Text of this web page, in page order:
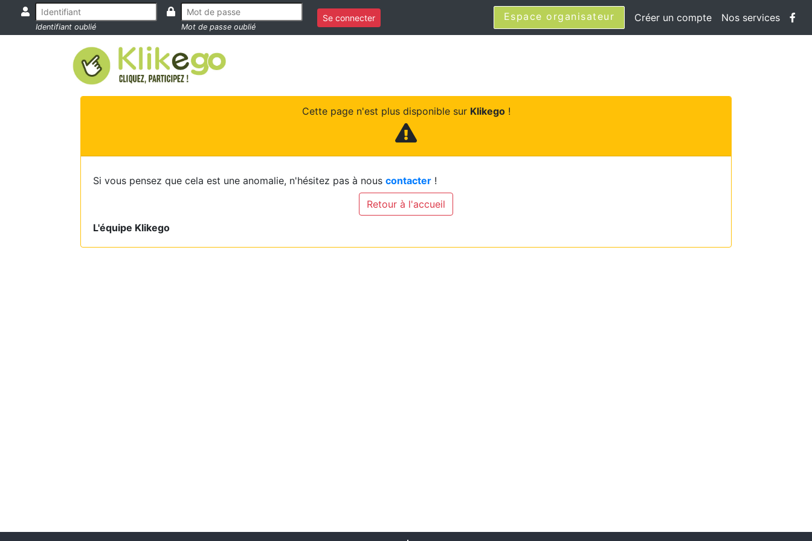
Identifiant oublié Mot de passe oublié
Se connecter Espace organisateur Créer un compte Nos services
Cette page n'est plus disponible sur Klikego!
Si vous pensez que cela est une anomalie, n'hésitez pas à nous contacter !
Retour à l'accueil
L'équipe Klikego